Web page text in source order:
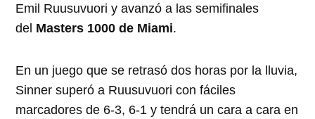
Emil Ruusuvuori y avanzó a las semifinales
del Masters 1000 de Miami.
En un juego que se retrasó dos horas por la lluvia,
Sinner superó a Ruusuvuori con fáciles
marcadores de 6-3, 6-1 y tendrá un cara a cara en